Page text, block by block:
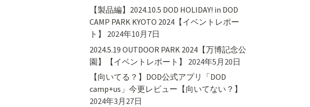
【製品編】2024.10.5 DOD HOLIDAY! in DOD
CAMP PARK KYOTO 2024【イベントレポー
ト】
2024年10月7日
2024.5.19 OUTDOOR PARK 2024【万博記念公
園】【イベントレポート】
2024年5月20日
【向いてる？】DOD公式アプリ「DOD
camp+us」今更レビュー【向いてない？】
2024年3月27日